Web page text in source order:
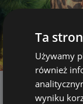
Ta
Używamy
również
wyniku